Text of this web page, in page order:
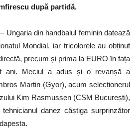
după partidă.
Ungaria din handbalul feminin datează
Mondial, iar tricolorele au obținut
precum și prima la EURO în fața
ani. Meciul a adus și o revanșă a
Martin (Gyor), acum selecționerul
Kim Rasmussen (CSM București),
danez câștiga surprinzător